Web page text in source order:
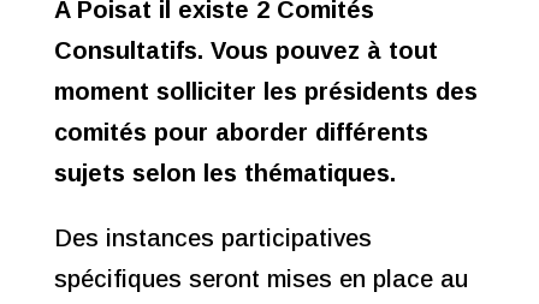
A Poisat il existe 2 Comités
Consultatifs. Vous pouvez à tout
moment solliciter les présidents des
comités pour aborder différents
sujets selon les thématiques.
Des instances participatives
spécifiques seront mises en place au